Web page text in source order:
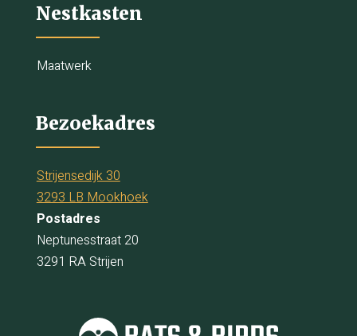
Nestkasten
Maatwerk
Bezoekadres
Strijensedijk 30
3293 LB Mookhoek
Postadres
Neptunesstraat 20
3291 RA Strijen